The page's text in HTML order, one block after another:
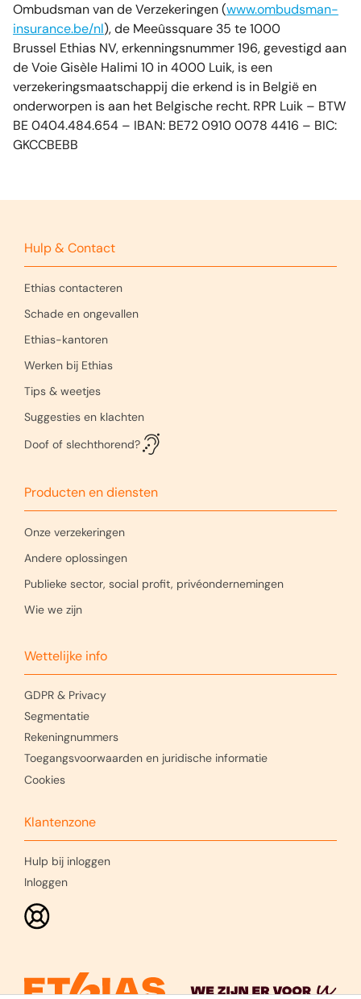
Ombudsman van de Verzekeringen (www.ombudsman-
insurance.be/nl), de Meeûssquare 35 te 1000
Brussel Ethias NV, erkenningsnummer 196, gevestigd aan
de Voie Gisèle Halimi 10 in 4000 Luik, is een
verzekeringsmaatschappij die erkend is in België en
onderworpen is aan het Belgische recht. RPR Luik – BTW
BE 0404.484.654 – IBAN: BE72 0910 0078 4416 – BIC:
GKCCBEBB
Hulp & Contact
Ethias contacteren
Schade en ongevallen
Ethias-kantoren
Werken bij Ethias
Tips & weetjes
Suggesties en klachten
Doof of slechthorend?
Producten en diensten
Onze verzekeringen
Andere oplossingen
Publieke sector, social profit, privéondernemingen
Wie we zijn
Wettelijke info
GDPR & Privacy
Segmentatie
Rekeningnummers
Toegangsvoorwaarden en juridische informatie
Cookies
Klantenzone
Hulp bij inloggen
Inloggen